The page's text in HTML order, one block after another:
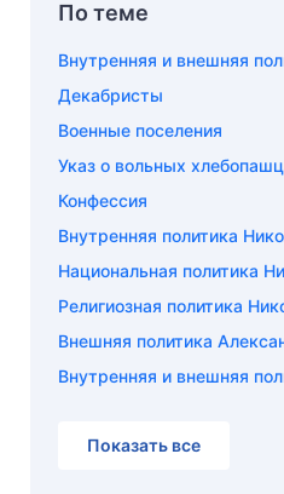
По теме
Внутренняя и внешняя
Декабристы
Военные поселения
Указ о вольных
Конфессия
Внутренняя политика
Национальная политика
Религиозная политика
Внешняя политика
Внутренняя и внешняя
Показать все